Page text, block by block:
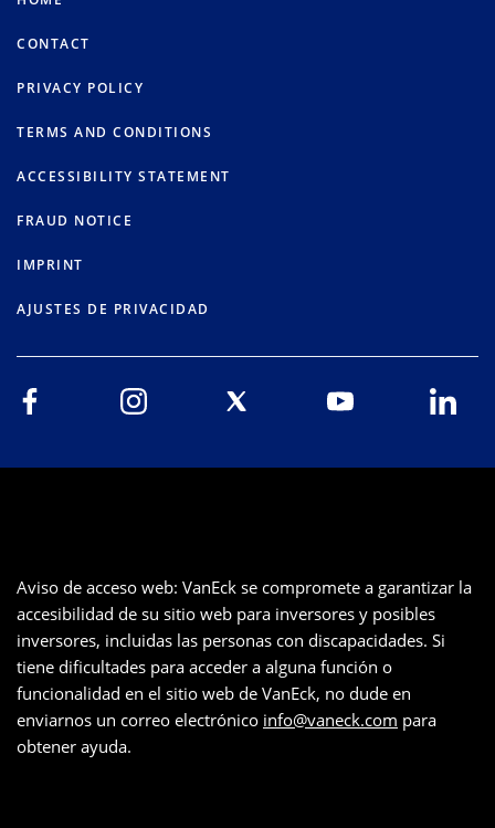
CONTACT
PRIVACY POLICY
TERMS AND CONDITIONS
ACCESSIBILITY STATEMENT
FRAUD NOTICE
IMPRINT
AJUSTES DE PRIVACIDAD
Aviso de acceso web: VanEck se compromete a garantizar la
accesibilidad de su sitio web para inversores y posibles
inversores, incluidas las personas con discapacidades. Si
tiene dificultades para acceder a alguna función o
funcionalidad en el sitio web de VanEck, no dude en
enviarnos un correo electrónico info@vaneck.com para
obtener ayuda.